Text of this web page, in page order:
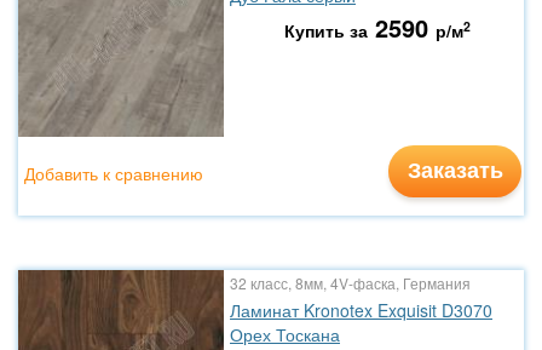
Купить за 2590 р/м2
Заказать
Добавить к сравнению
32 класс, 8мм, 4V-фаска, Германия
Ламинат Kronotex Exquisit D3070
Орех Тоскана